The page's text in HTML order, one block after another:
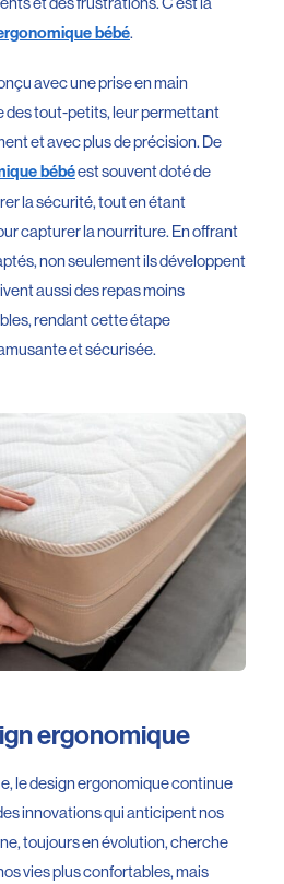
bébé.
avec une prise en main
des tout-petits, leur permettant
et avec plus de précision. De
bébéest souvent doté de
la sécurité, tout en étant
capturer la nourriture. En offrant
non seulement ils développent
aussi des repas moins
rendant cette étape
et sécurisée.
ergonomique
le design ergonomique continue
innovations qui anticipent nos
toujours en évolution, cherche
vies plus confortables, mais